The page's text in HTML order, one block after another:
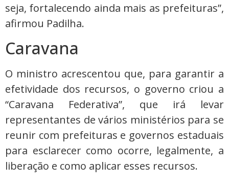
seja, fortalecendo ainda mais as prefeituras”,
afirmou Padilha.
Caravana
O ministro acrescentou que, para garantir a
efetividade dos recursos, o governo criou a
“Caravana Federativa”, que irá levar
representantes de vários ministérios para se
reunir com prefeituras e governos estaduais
para esclarecer como ocorre, legalmente, a
liberação e como aplicar esses recursos.